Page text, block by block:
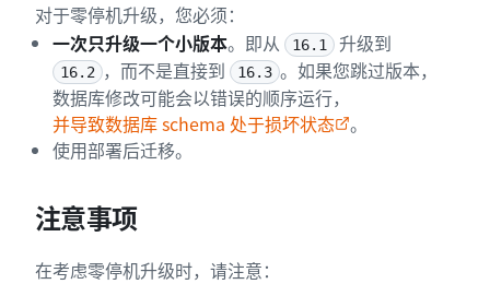
对于零停机升级，您必须：
一次只升级一个小版本。即从 16.1 升级到
16.2 ，而不是直接到 16.3 。如果您跳过版本，
数据库修改可能会以错误的顺序运行，
并导致数据库 schema 处于损坏状态 。
使用部署后迁移。
注意事项
在考虑零停机升级时，请注意：